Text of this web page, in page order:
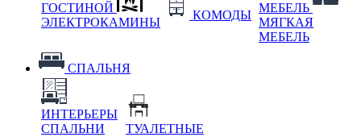
ГОСТИНОЙ
ЭЛЕКТРОКАМИНЫ
КОМОДЫ
МЕБЕЛЬ
МЯГКАЯ
МЕБЕЛЬ
СПАЛЬНЯ
ИНТЕРЬЕРЫ
СПАЛЬНИ
ТУАЛЕТНЫЕ